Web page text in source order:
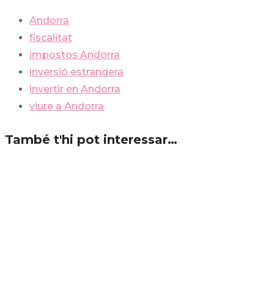
Andorra
fiscalitat
impostos Andorra
inversió estrangera
invertir en Andorra
viure a Andorra
També t'hi pot interessar…